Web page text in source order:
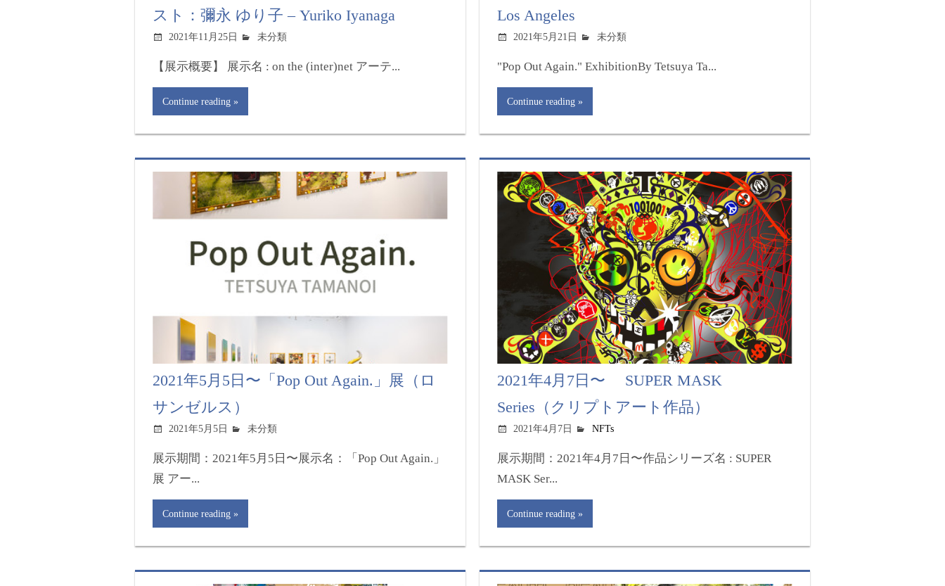
スト：彌永 ゆり子 – Yuriko Iyanaga
2021年11月25日 未分類
【展示概要】 展示名 : on the (inter)net アーテ...
Continue reading
Los Angeles
2021年5月21日 未分類
"Pop Out Again." ExhibitionBy Tetsuya Ta...
Continue reading
2021年5月5日〜「Pop Out Again.」展（ロ
サンゼルス）
2021年5月5日 未分類
展示期間：2021年5月5日〜展示名：「Pop Out Again.」
展 アー...
Continue reading
2021年4月7日〜 SUPER MASK
Series（クリプトアート作品）
2021年4月7日 NFTs
展示期間：2021年4月7日〜作品シリーズ名 : SUPER
MASK Ser...
Continue reading